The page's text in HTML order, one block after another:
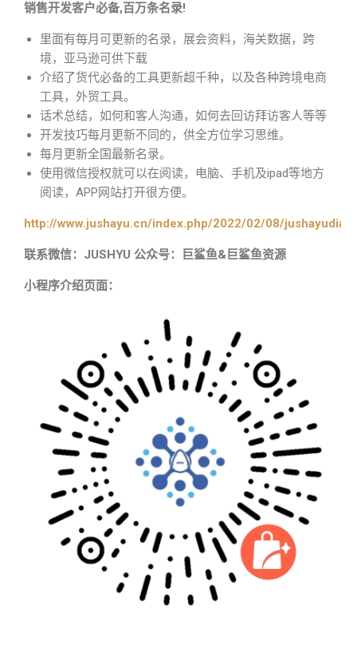
销售开发客户必备,百万条名录!
里面有每月可更新的名录，展会资料，海关数据，跨
境，亚马逊可供下载
介绍了货代必备的工具更新超千种，以及各种跨境电商
工具，外贸工具。
话术总结，如何和客人沟通，如何去回访拜访客人等等
开发技巧每月更新不同的，供全方位学习思维。
每月更新全国最新名录。
使用微信授权就可以在阅读，电脑、手机及ipad等地方
阅读，APP网站打开很方便。
http://www.jushayu.cn/index.php/2022/02/08/
联系微信：JUSHYU 公众号：巨鲨鱼&巨鲨鱼资源
小程序介绍页面：